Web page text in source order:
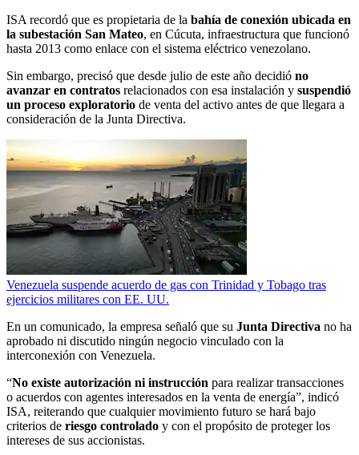
ISA recordó que es propietaria de la bahía de conexión ubicada en
la subestación San Mateo, en Cúcuta, infraestructura que funcionó
hasta 2013 como enlace con el sistema eléctrico venezolano.
Sin embargo, precisó que desde julio de este año decidió no
avanzar en contratos relacionados con esa instalación y suspendió
un proceso exploratorio de venta del activo antes de que llegara a
consideración de la Junta Directiva.
Venezuela suspende acuerdo de gas con Trinidad y Tobago tras
ejercicios militares con EE. UU.
En un comunicado, la empresa señaló que su Junta Directiva no ha
aprobado ni discutido ningún negocio vinculado con la
interconexión con Venezuela.
“No existe autorización ni instrucción para realizar transacciones
o acuerdos con agentes interesados en la venta de energía”, indicó
ISA, reiterando que cualquier movimiento futuro se hará bajo
criterios de riesgo controlado y con el propósito de proteger los
intereses de sus accionistas.